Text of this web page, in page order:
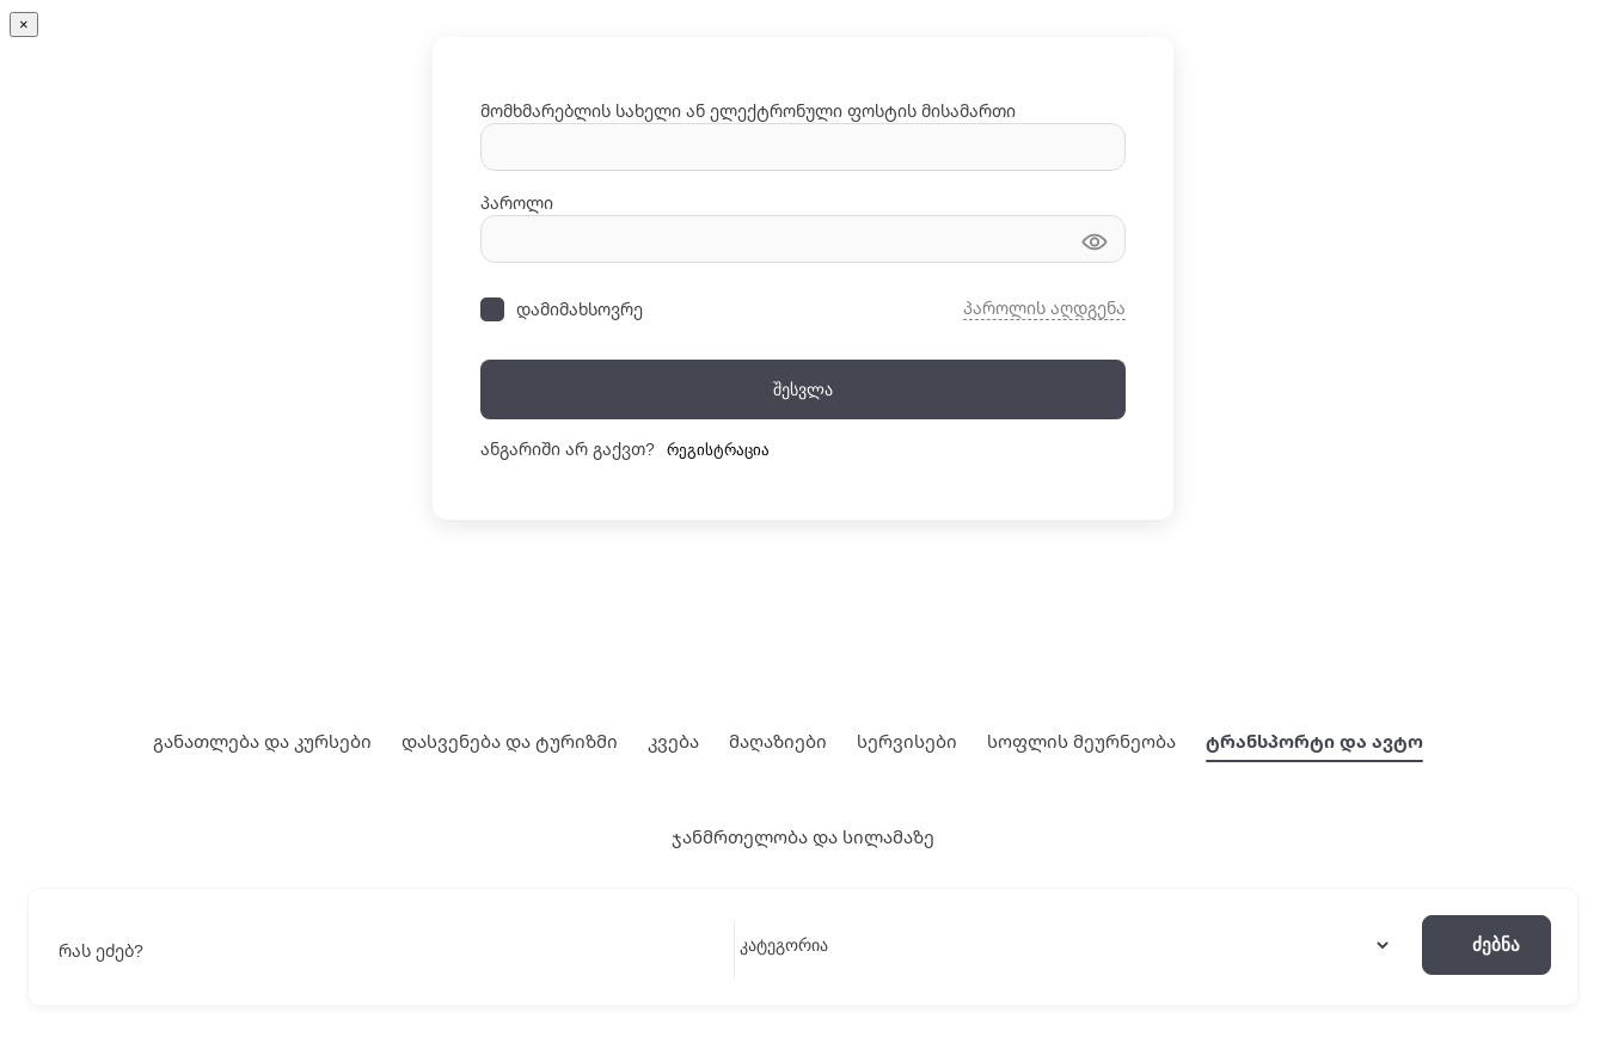
×
მომხმარებლის სახელი ან ელექტრონული ფოსტის მისამართი
პაროლი
დამიმახსოვრე პაროლის აღდგენა
Შესვლა
ანგარიში არ გაქვთ? Რეგისტრაცია
განათლება და კურსები დასვენება და ტურიზმი კვება მაღაზიები სერვისები სოფლის მეურნეობა ტრანსპორტი და ავტო
ჯანმრთელობა და სილამაზე
რას ეძებ? Ძებნა